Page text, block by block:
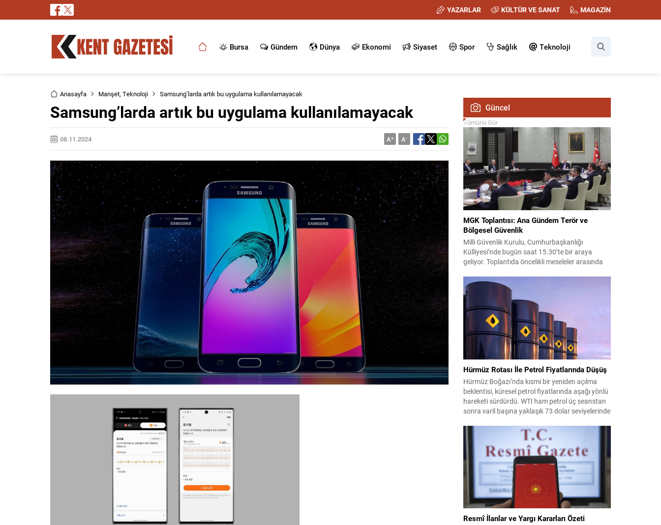
YAZARLAR KÜLTÜR VE SANAT MAGAZİN
Bursa Gündem Dünya Ekonomi Siyaset Spor Sağlık Teknoloji
Anasayfa Manşet, Teknoloji Samsung’larda artık bu uygulama kullanılamayacak
Samsung’larda artık bu uygulama kullanılamayacak
08.11.2024 A+ A-
Güncel
Tümünü Gör
MGK Toplantısı: Ana Gündem Terör ve
Bölgesel Güvenlik
Milli Güvenlik Kurulu, Cumhurbaşkanlığı
Külliyesi’nde bugün saat 15.30’te bir araya
geliyor. Toplantıda öncelikli meseleler arasında
alıyor. Meclis’e sunulan Terörsüz Türkiye Kanun
Teklifi çerçevesinde, örgütün silah bırakma
sürecinin mevcut durumu ve istihbarat raporları
detaylı şekilde değerlendirilecek. Ayrıca,
yürütülen operasyonlar ve koordinasyon
mekanizmaları masada olacak....
Hürmüz Rotası İle Petrol Fiyatlarında Düşüş
Hürmüz Boğazı’nda kısmi bir yeniden açılma
beklentisi, küresel petrol fiyatlarında aşağı yönlü
hareketi sürdürdü. WTI ham petrol üç seanstan
sonra varil başına yaklaşık 73 dolar seviyelerinde
Brent petrol ise yaklaşık 78 dolar civarındaydı.
İran ile Umman arasında varılan ve Hürmüz
üzerinden alternatif bir nakliye...
Resmî İlanlar ve Yargı Kararları Özeti